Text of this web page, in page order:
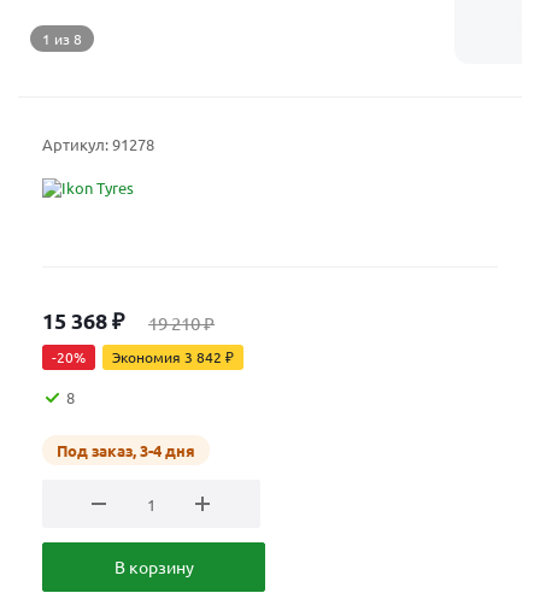
1 из 8
Артикул:91278
15 368₽ 19 210₽
-20% Экономия 3 842 ₽
8
Под заказ, 3-4 дня
В корзину